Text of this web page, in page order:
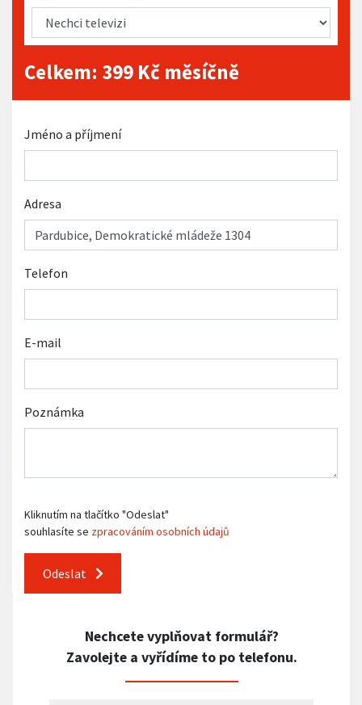
Celkem: 399 Kč měsíčně
Jméno a příjmení
Adresa
Telefon
E-mail
Poznámka
Kliknutím na tlačítko "Odeslat"
souhlasíte se zpracováním osobních údajů
Odeslat
Nechcete vyplňovat formulář?
Zavolejte a vyřídíme to po telefonu.